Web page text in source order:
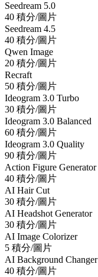
Seedream 5.0
40 積分/圖片
Seedream 4.5
40 積分/圖片
Qwen Image
20 積分/圖片
Recraft
50 積分/圖片
Ideogram 3.0 Turbo
30 積分/圖片
Ideogram 3.0 Balanced
60 積分/圖片
Ideogram 3.0 Quality
90 積分/圖片
Action Figure Generator
40 積分/圖片
AI Hair Cut
30 積分/圖片
AI Headshot Generator
30 積分/圖片
AI Image Colorizer
5 積分/圖片
AI Background Changer
40 積分/圖片